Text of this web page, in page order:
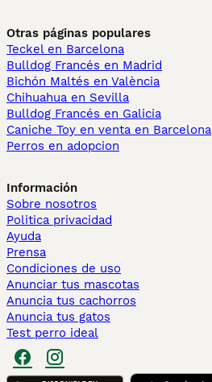
Otras páginas populares
Teckel en Barcelona
Bulldog Francés en Madrid
Bichón Maltés en València
Chihuahua en Sevilla
Bulldog Francés en Galicia
Caniche Toy en venta en Barcelona
Perros en adopcion
Información
Sobre nosotros
Politica privacidad
Ayuda
Prensa
Condiciones de uso
Anunciar tus mascotas
Anuncia tus cachorros
Anuncia tus gatos
Test perro ideal